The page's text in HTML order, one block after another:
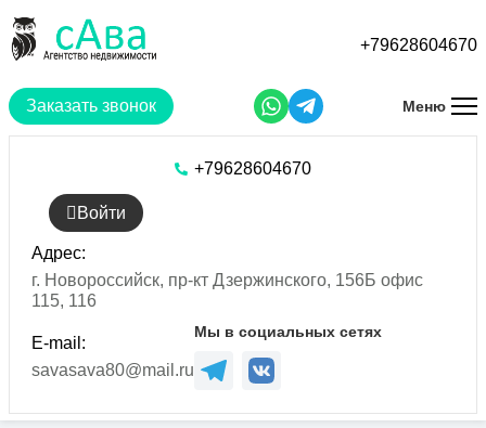
основному
Заказать звонок
+79628604670
Меню
+79628604670
Войти
Адрес:
г. Новороссийск, пр-кт Дзержинского, 156Б офис
115, 116
E-mail:
savasava80@mail.ru
Мы в социальных сетях